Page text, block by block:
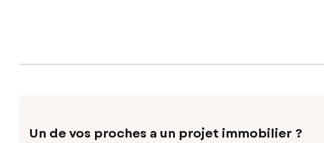
Un de vos proches a un projet immobilier ?